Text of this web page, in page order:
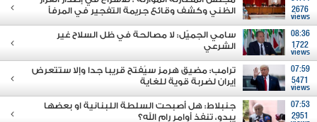
2676
views
الظني وكشف وقائع جريمة التفجير في المرفأ
08:36
1722
views
سامي الجميّل: لا مصالحة في ظل السلاح غير
الشرعي
07:59
5471
views
ترامب: مضيق هرمز سيُفتح قريبا جدا وإلا ستتعرض
إيران لضربة قوية للغاية
07:53
2951
جنبلاط: هل أصبحت السلطة اللبنانية او بعضها
يبدو، تنفذ أوامر رام الله؟